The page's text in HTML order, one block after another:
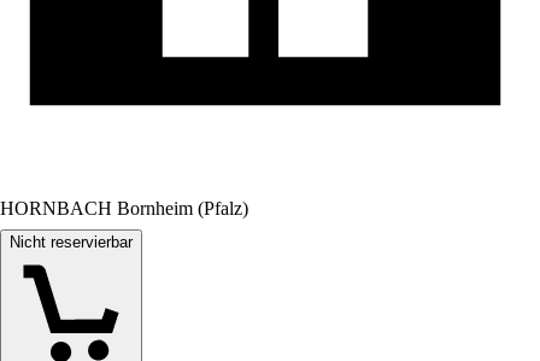
HORNBACH Bornheim (Pfalz)
Nicht reservierbar